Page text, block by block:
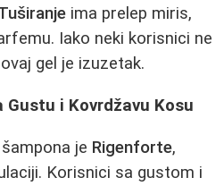
ima prelep miris,
Iako neki korisnici ne
gel je izuzetak.
i Kovrdžavu Kosu
je Rigenforte,
Korisnici sa gustom i